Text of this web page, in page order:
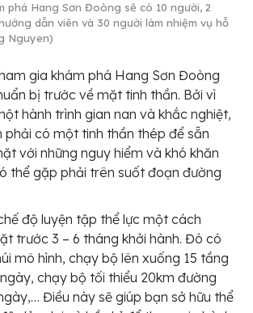
phá Hang Sơn Đoòng sẽ có 10 người, 2
dẫn viên và 30 người làm nhiệm vụ hỗ
Nguyen)
gia khám phá Hang Sơn Đoòng
bị trước về mặt tinh thần. Bởi vì
hành trình gian nan và khắc nghiệt,
phải có một tinh thần thép để sẵn
với những nguy hiểm và khó khăn
thể gặp phải trên suốt đoạn đường
độ luyện tập thể lực một cách
trước 3 – 6 tháng khởi hành. Đó có
mô hình, chạy bộ lên xuống 15 tầng
chạy bộ tối thiểu 20km đường
Điều này sẽ giúp bạn sở hữu thể